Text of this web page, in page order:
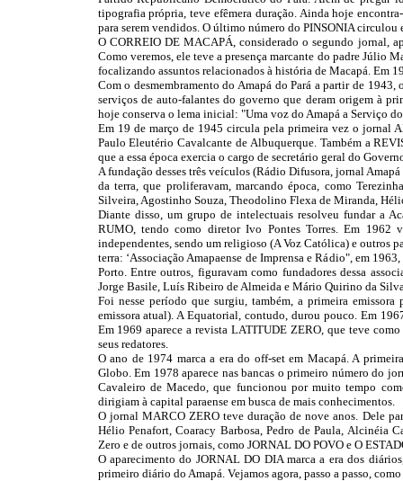
tipografia própria, teve efêmera duração. Ainda hoje
para serem vendidos. O último número do PINSONIA circulou
O CORREIO DE MACAPÁ, considerado o segundo jornal,
Como veremos, ele teve a presença marcante do padre Júlio
focalizando assuntos relacionados à história de Macapá. Em
Com o desmembramento do Amapá do Pará a partir de
serviços de auto-falantes do governo que deram origem à
hoje conserva o lema inicial: "Uma voz do Amapá a Serviço
Em 19 de março de 1945 circula pela primeira vez o jornal
Paulo Eleutério Cavalcante de Albuquerque. Também a
que a essa época exercia o cargo de secretário geral do
A fundação desses três veículos (Rádio Difusora, jornal
da terra, que proliferavam, marcando época, como
Silveira, Agostinho Souza, Theodolino Flexa de Miranda,
Diante disso, um grupo de intelectuais resolveu fundar a
RUMO, tendo como diretor Ivo Pontes Torres. Em
independentes, sendo um religioso (A Voz Católica) e outros
terra: ‘Associação Amapaense de Imprensa e Rádio", em
Porto. Entre outros, figuravam como fundadores dessa
Jorge Basile, Luís Ribeiro de Almeida e Mário Quirino da
Foi nesse período que surgiu, também, a primeira
emissora atual). A Equatorial, contudo, durou pouco. Em
Em 1969 aparece a revista LATITUDE ZERO, que teve
seus redatores.
O ano de 1974 marca a era do off-set em Macapá. A
Globo. Em 1978 aparece nas bancas o primeiro número do
Cavaleiro de Macedo, que funcionou por muito tempo
dirigiam à capital paraense em busca de mais conhecimentos.
O jornal MARCO ZERO teve duração de nove anos. Dele
Hélio Penafort, Coaracy Barbosa, Pedro de Paula, Alcinéia
Zero e de outros jornais, como JORNAL DO POVO e O
O aparecimento do JORNAL DO DIA marca a era dos
primeiro diário do Amapá. Vejamos agora, passo a passo,